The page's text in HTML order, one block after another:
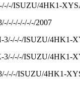
ISUZU/4HK1-
2007
3/-/-/-/ISUZU/4HK1-
3/-/-/-/ISUZU/4HK1-
ISUZU/4HK1-